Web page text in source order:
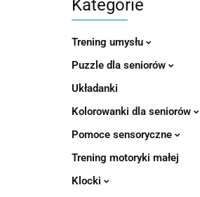
Kategorie
Trening umysłu
Puzzle dla seniorów
Układanki
Kolorowanki dla seniorów
Pomoce sensoryczne
Trening motoryki małej
Klocki